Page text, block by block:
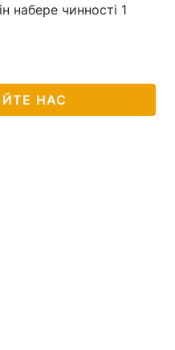
набере чинності 1
НАС